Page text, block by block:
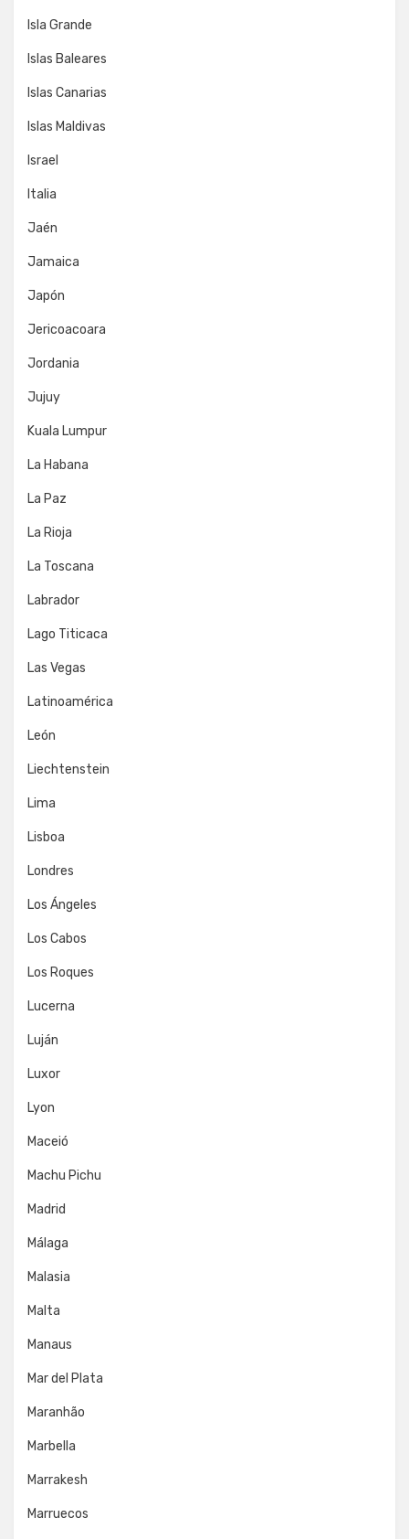
Isla Grande
Islas Baleares
Islas Canarias
Islas Maldivas
Israel
Italia
Jaén
Jamaica
Japón
Jericoacoara
Jordania
Jujuy
Kuala Lumpur
La Habana
La Paz
La Rioja
La Toscana
Labrador
Lago Titicaca
Las Vegas
Latinoamérica
León
Liechtenstein
Lima
Lisboa
Londres
Los Ángeles
Los Cabos
Los Roques
Lucerna
Luján
Luxor
Lyon
Maceió
Machu Pichu
Madrid
Málaga
Malasia
Malta
Manaus
Mar del Plata
Maranhão
Marbella
Marrakesh
Marruecos